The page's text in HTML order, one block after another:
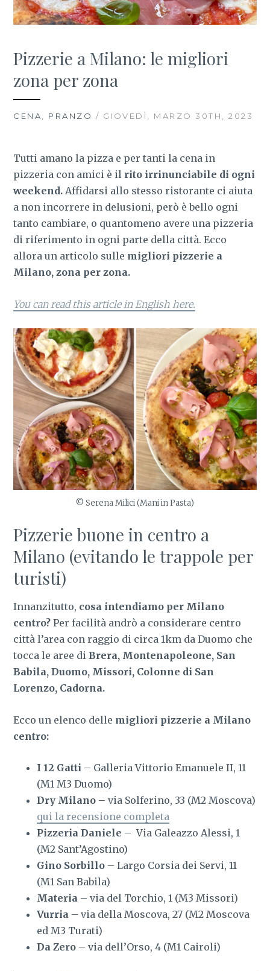
Pizzerie a Milano: le migliori
zona per zona
CENA, PRANZO / GIOVEDÌ, MARZO 30TH, 2023
Tutti amano la pizza e per tanti la cena in
pizzeria con amici è il rito irrinunciabile di ogni
weekend.Affidarsi allo stesso ristorante ci aiuta
a non incorrere in delusioni, però è bello ogni
tanto cambiare, o quantomeno avere una pizzeria
di riferimento in ogni parte della città. Ecco
allora un articolo sulle migliori pizzerie a
Milano, zona per zona.
You can read this article in English here.
© Serena Milici (Mani in Pasta)
Pizzerie buone in centro a
Milano (evitando le trappole per
turisti)
Innanzitutto, cosa intendiamo per Milano
centro?Per facilità andrò a considerare centro
città l’area con raggio di circa 1km da Duomo che
tocca le aree diBrera, Montenapoleone, San
Babila, Duomo, Missori, Colonne di San
Lorenzo, Cadorna.
Ecco un elenco delle migliori pizzerie a Milano
centro:
I 12 Gatti – Galleria Vittorio Emanuele II, 11
(M1 M3 Duomo)
Dry Milano– via Solferino, 33 (M2 Moscova)
qui la recensione completa
Pizzeria Daniele – Via Galeazzo Alessi, 1
(M2 Sant’Agostino)
Gino Sorbillo – Largo Corsia dei Servi, 11
(M1 San Babila)
Materia – via del Torchio, 1 (M3 Missori)
Vurria– via della Moscova, 27 (M2 Moscova
ed M3 Turati)
Da Zero– via dell’Orso, 4 (M1 Cairoli)